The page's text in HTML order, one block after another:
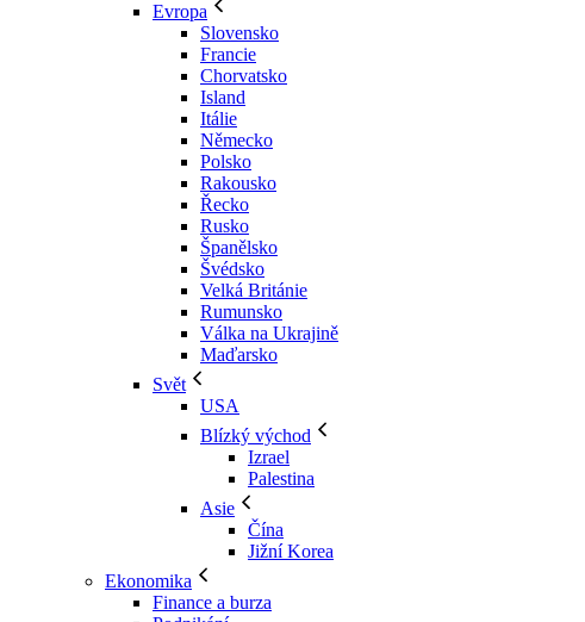
Evropa
Slovensko
Francie
Chorvatsko
Island
Itálie
Německo
Polsko
Rakousko
Řecko
Rusko
Španělsko
Švédsko
Velká Británie
Rumunsko
Válka na Ukrajině
Maďarsko
Svět
USA
Blízký východ
Izrael
Palestina
Asie
Čína
Jižní Korea
Ekonomika
Finance a burza